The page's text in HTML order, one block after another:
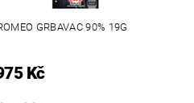
GRBAVAC 90% 19G
Kč